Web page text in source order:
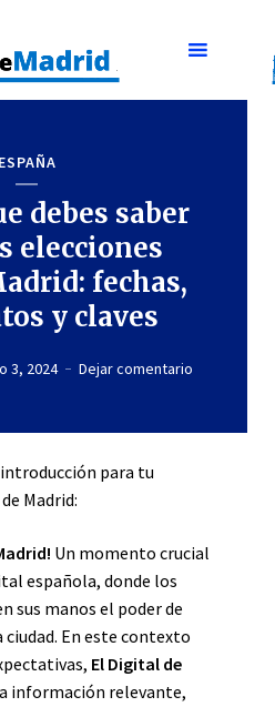
ESPAÑA
debes saber
elecciones
fechas,
y claves
3, 2024 Dejar comentario
para tu
Madrid:
Un momento crucial
española, donde los
sus manos el poder de
En este contexto
El Digital de
información relevante,